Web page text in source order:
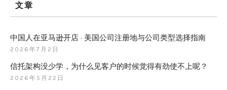
文章
中国人在亚马逊开店 · 美国公司注册地与公司类型选择指南
2026年7月2日
信托架构没少学，为什么见客户的时候觉得有劲使不上呢？
2026年5月22日